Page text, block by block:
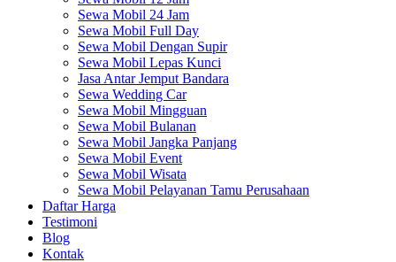
Sewa Mobil 24 Jam
Sewa Mobil Full Day
Sewa Mobil Dengan Supir
Sewa Mobil Lepas Kunci
Jasa Antar Jemput Bandara
Sewa Wedding Car
Sewa Mobil Mingguan
Sewa Mobil Bulanan
Sewa Mobil Jangka Panjang
Sewa Mobil Event
Sewa Mobil Wisata
Sewa Mobil Pelayanan Tamu Perusahaan
Daftar Harga
Testimoni
Blog
Kontak